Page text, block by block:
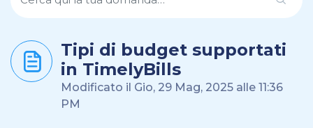
Tipi di budget supportati
in TimelyBills
Modificato il Gio, 29 Mag, 2025 alle 11:36
PM